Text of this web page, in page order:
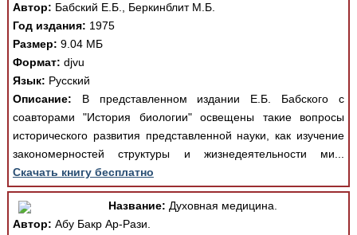
Автор: Бабский Е.Б., Беркинблит М.Б.
Год издания: 1975
Размер: 9.04 МБ
Формат: djvu
Язык: Русский
Описание: В представленном издании Е.Б. Бабского с
соавторами "История биологии" освещены такие вопросы
исторического развития представленной науки, как изучение
закономерностей структуры и жизнедеятельности ми...
Скачать книгу бесплатно
Название: Духовная медицина.
Автор: Абу Бакр Ар-Рази.